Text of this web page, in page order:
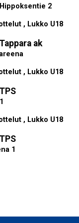
2
, Lukko U18
ak
, Lukko U18
, Lukko U18
1